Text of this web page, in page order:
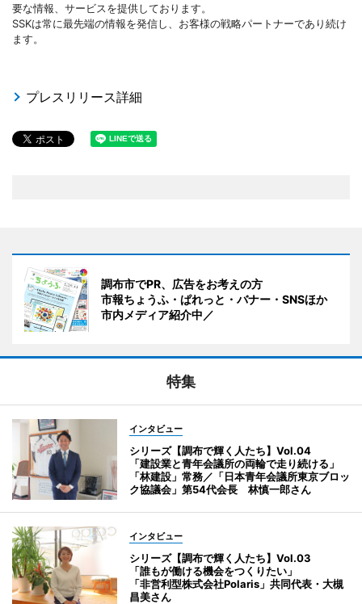
要な情報、サービスを提供しております。
SSKは常に最先端の情報を発信し、お客様の戦略パートナーであり続け
ます。
プレスリリース詳細
調布市でPR、広告をお考えの方
市報ちょうふ・ぱれっと・バナー・SNSほか
市内メディア紹介中／
特集
インタビュー
シリーズ【調布で輝く人たち】Vol.04
「建設業と青年会議所の両輪で走り続ける」
「林建設」常務／「日本青年会議所東京ブロッ
ク協議会」第54代会長 林慎一郎さん
インタビュー
シリーズ【調布で輝く人たち】Vol.03
「誰もが働ける機会をつくりたい」
「非営利型株式会社Polaris」共同代表・大槻
昌美さん